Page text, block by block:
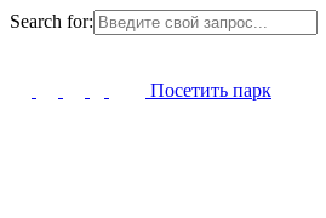
Search for:
Посетить парк